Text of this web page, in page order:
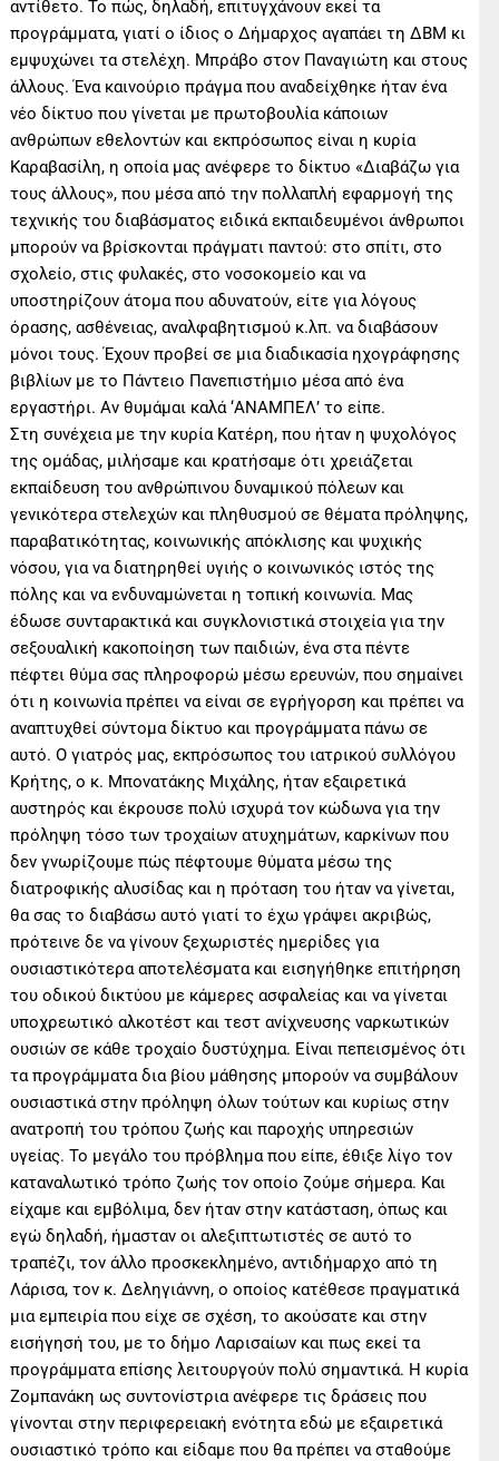
αντίθετο. Το πώς, δηλαδή, επιτυγχάνουν εκεί τα
προγράμματα, γιατί ο ίδιος ο Δήμαρχος αγαπάει τη ΔΒΜ κι
εμψυχώνει τα στελέχη. Μπράβο στον Παναγιώτη και στους
άλλους. Ένα καινούριο πράγμα που αναδείχθηκε ήταν ένα
νέο δίκτυο που γίνεται με πρωτοβουλία κάποιων
ανθρώπων εθελοντών και εκπρόσωπος είναι η κυρία
Καραβασίλη, η οποία μας ανέφερε το δίκτυο «Διαβάζω για
τους άλλους», που μέσα από την πολλαπλή εφαρμογή της
τεχνικής του διαβάσματος ειδικά εκπαιδευμένοι άνθρωποι
μπορούν να βρίσκονται πράγματι παντού: στο σπίτι, στο
σχολείο, στις φυλακές, στο νοσοκομείο και να
υποστηρίζουν άτομα που αδυνατούν, είτε για λόγους
όρασης, ασθένειας, αναλφαβητισμού κ.λπ. να διαβάσουν
μόνοι τους. Έχουν προβεί σε μια διαδικασία ηχογράφησης
βιβλίων με το Πάντειο Πανεπιστήμιο μέσα από ένα
εργαστήρι. Αν θυμάμαι καλά ‘ΑΝΑΜΠΕΛ’ το είπε.
Στη συνέχεια με την κυρία Κατέρη, που ήταν η ψυχολόγος
της ομάδας, μιλήσαμε και κρατήσαμε ότι χρειάζεται
εκπαίδευση του ανθρώπινου δυναμικού πόλεων και
γενικότερα στελεχών και πληθυσμού σε θέματα πρόληψης,
παραβατικότητας, κοινωνικής απόκλισης και ψυχικής
νόσου, για να διατηρηθεί υγιής ο κοινωνικός ιστός της
πόλης και να ενδυναμώνεται η τοπική κοινωνία. Μας
έδωσε συνταρακτικά και συγκλονιστικά στοιχεία για την
σεξουαλική κακοποίηση των παιδιών, ένα στα πέντε
πέφτει θύμα σας πληροφορώ μέσω ερευνών, που σημαίνει
ότι η κοινωνία πρέπει να είναι σε εγρήγορση και πρέπει να
αναπτυχθεί σύντομα δίκτυο και προγράμματα πάνω σε
αυτό. Ο γιατρός μας, εκπρόσωπος του ιατρικού συλλόγου
Κρήτης, ο κ. Μπονατάκης Μιχάλης, ήταν εξαιρετικά
αυστηρός και έκρουσε πολύ ισχυρά τον κώδωνα για την
πρόληψη τόσο των τροχαίων ατυχημάτων, καρκίνων που
δεν γνωρίζουμε πώς πέφτουμε θύματα μέσω της
διατροφικής αλυσίδας και η πρόταση του ήταν να γίνεται,
θα σας το διαβάσω αυτό γιατί το έχω γράψει ακριβώς,
πρότεινε δε να γίνουν ξεχωριστές ημερίδες για
ουσιαστικότερα αποτελέσματα και εισηγήθηκε επιτήρηση
του οδικού δικτύου με κάμερες ασφαλείας και να γίνεται
υποχρεωτικό αλκοτέστ και τεστ ανίχνευσης ναρκωτικών
ουσιών σε κάθε τροχαίο δυστύχημα. Είναι πεπεισμένος ότι
τα προγράμματα δια βίου μάθησης μπορούν να συμβάλουν
ουσιαστικά στην πρόληψη όλων τούτων και κυρίως στην
ανατροπή του τρόπου ζωής και παροχής υπηρεσιών
υγείας. Το μεγάλο του πρόβλημα που είπε, έθιξε λίγο τον
καταναλωτικό τρόπο ζωής τον οποίο ζούμε σήμερα. Και
είχαμε και εμβόλιμα, δεν ήταν στην κατάσταση, όπως και
εγώ δηλαδή, ήμασταν οι αλεξιπτωτιστές σε αυτό το
τραπέζι, τον άλλο προσκεκλημένο, αντιδήμαρχο από τη
Λάρισα, τον κ. Δεληγιάννη, ο οποίος κατέθεσε πραγματικά
μια εμπειρία που είχε σε σχέση, το ακούσατε και στην
εισήγησή του, με το δήμο Λαρισαίων και πως εκεί τα
προγράμματα επίσης λειτουργούν πολύ σημαντικά. Η κυρία
Ζομπανάκη ως συντονίστρια ανέφερε τις δράσεις που
γίνονται στην περιφερειακή ενότητα εδώ με εξαιρετικά
ουσιαστικό τρόπο και είδαμε που θα πρέπει να σταθούμε